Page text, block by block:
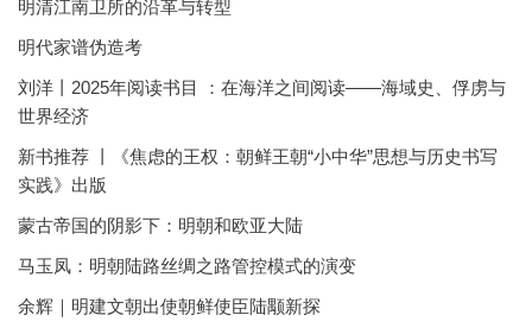
明清江南卫所的沿革与转型
明代家谱伪造考
刘洋丨2025年阅读书目 ：在海洋之间阅读——海域史、俘虏与
世界经济
新书推荐 丨《焦虑的王权：朝鲜王朝“小中华”思想与历史书写
实践》出版
蒙古帝国的阴影下：明朝和欧亚大陆
马玉凤：明朝陆路丝绸之路管控模式的演变
余辉｜明建文朝出使朝鲜使臣陆颙新探